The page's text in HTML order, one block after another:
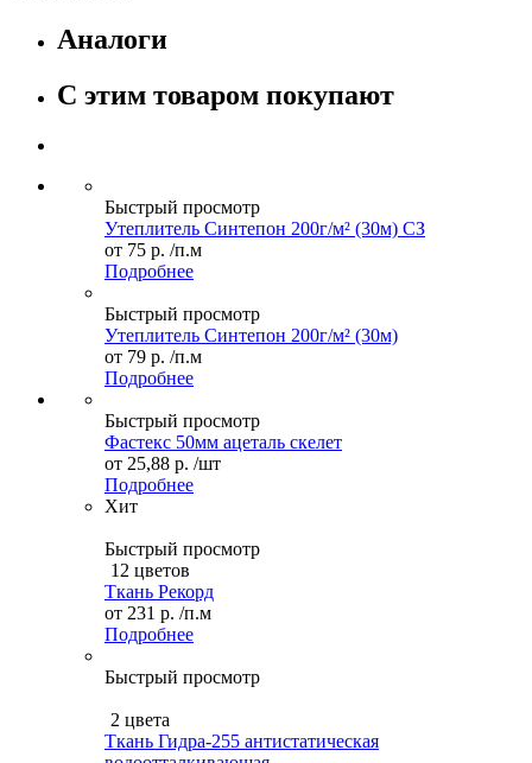
Аналоги
С этим товаром покупают
Быстрый просмотр
Утеплитель Синтепон 200г/м² (30м) СЗ
от 75 р. /п.м
Подробнее
Быстрый просмотр
Утеплитель Синтепон 200г/м² (30м)
от 79 р. /п.м
Подробнее
Быстрый просмотр
Фастекс 50мм ацеталь скелет
от 25,88 р. /шт
Подробнее
Хит
Быстрый просмотр
12 цветов
Ткань Рекорд
от 231 р. /п.м
Подробнее
Быстрый просмотр
2 цвета
Ткань Гидра-255 антистатическая